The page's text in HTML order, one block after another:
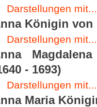
Darstellungen mit...
Königin von
Darstellungen mit...
- 1693)
Darstellungen mit...
Maria